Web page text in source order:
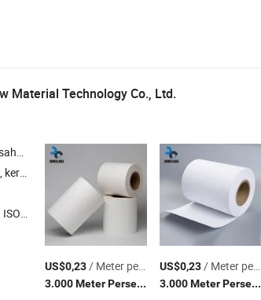
Material Technology Co., Ltd.
printer stiker
US$0,23/ Meter persegi
3.000 Meter Persegi (MOQ)
US$0,23/ Meter persegi
3.000 Meter Persegi